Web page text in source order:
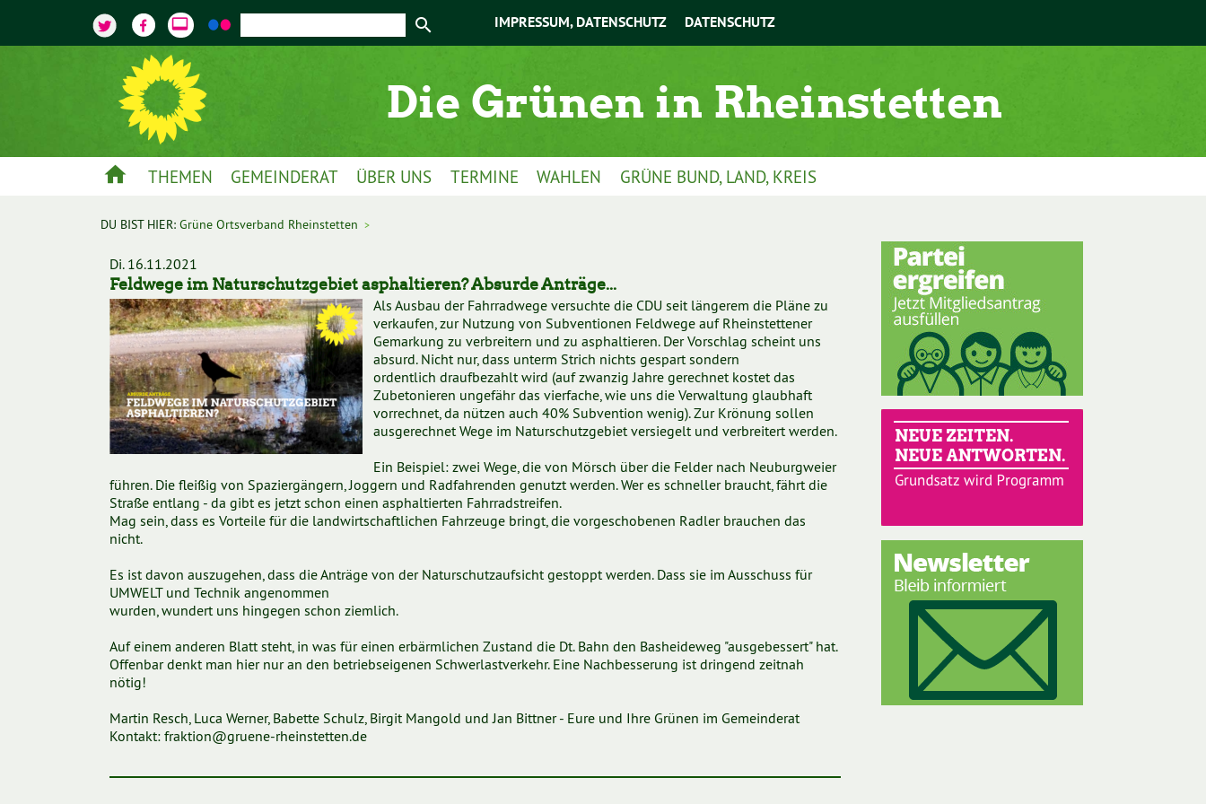
video_label IMPRESSUM, DATENSCHUTZ DATENSCHUTZ
home THEMEN GEMEINDERAT ÜBER UNS TERMINE WAHLEN GRÜNE BUND, LAND, KREIS
DU BIST HIER: Grüne Ortsverband Rheinstetten >
Di. 16.11.2021
Feldwege im Naturschutzgebiet asphaltieren? Absurde Anträge...
Als Ausbau der Fahrradwege versuchte die CDU seit längerem die Pläne zu
verkaufen, zur Nutzung von Subventionen Feldwege auf Rheinstettener
Gemarkung zu verbreitern und zu asphaltieren. Der Vorschlag scheint uns
absurd. Nicht nur, dass unterm Strich nichts gespart sondern
ordentlich draufbezahlt wird (auf zwanzig Jahre gerechnet kostet das
Zubetonieren ungefähr das vierfache, wie uns die Verwaltung glaubhaft
vorrechnet, da nützen auch 40% Subvention wenig). Zur Krönung sollen
ausgerechnet Wege im Naturschutzgebiet versiegelt und verbreitert werden.
Ein Beispiel: zwei Wege, die von Mörsch über die Felder nach Neuburgweier
führen. Die fleißig von Spaziergängern, Joggern und Radfahrenden genutzt werden. Wer es schneller braucht, fährt die
Straße entlang - da gibt es jetzt schon einen asphaltierten Fahrradstreifen.
Mag sein, dass es Vorteile für die landwirtschaftlichen Fahrzeuge bringt, die vorgeschobenen Radler brauchen das
nicht.
Es ist davon auszugehen, dass die Anträge von der Naturschutzaufsicht gestoppt werden. Dass sie im Ausschuss für
UMWELT und Technik angenommen
wurden, wundert uns hingegen schon ziemlich.
Auf einem anderen Blatt steht, in was für einen erbärmlichen Zustand die Dt. Bahn den Basheideweg "ausgebessert" hat.
Offenbar denkt man hier nur an den betriebseigenen Schwerlastverkehr. Eine Nachbesserung ist dringend zeitnah
nötig!
Martin Resch, Luca Werner, Babette Schulz, Birgit Mangold und Jan Bittner - Eure und Ihre Grünen im Gemeinderat
Kontakt: fraktion@gruene-rheinstetten.de